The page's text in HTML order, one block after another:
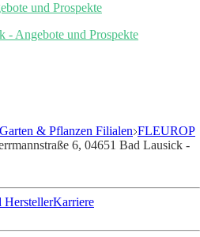
und Prospekte
- Angebote und Prospekte
Garten & Pflanzen Filialen FLEUROP
6, 04651 Bad Lausick -
HerstellerKarriere